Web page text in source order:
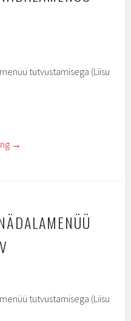
tutvustamisega (Liisu
→
tutvustamisega (Liisu